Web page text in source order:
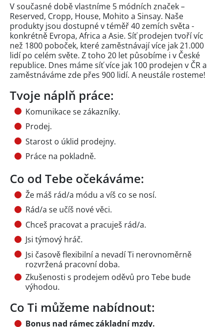
V současné době vlastníme 5 módních značek –
Reserved, Cropp, House, Mohito a Sinsay. Naše
produkty jsou dostupné v téměř 40 zemích světa -
konkrétně Evropa, Africa a Asie. Síť prodejen tvoří víc
než 1800 poboček, které zaměstnávají více jak 21.000
lidí po celém světe. Z toho 20 let působíme i v České
republice. Dnes máme síť více jak 100 prodejen v ČR a
zaměstnáváme zde přes 900 lidí. A neustále rosteme!
Tvoje náplň práce:
Komunikace se zákazníky.
Prodej.
Starost o úklid prodejny.
Práce na pokladně.
Co od Tebe očekáváme:
Že máš rád/a módu a víš co se nosí.
Rád/a se učíš nové věci.
Chceš pracovat a pracuješ rád/a.
Jsi týmový hráč.
Jsi časově flexibilní a nevadí Ti nerovnoměrně
rozvržená pracovní doba.
Zkušenosti s prodejem oděvů pro Tebe bude
výhodou.
Co Ti můžeme nabídnout:
Bonus nad rámec základní mzdy.